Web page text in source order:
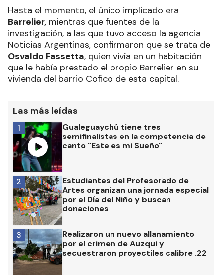
Hasta el momento, el único implicado era
Barrelier, mientras que fuentes de la
investigación, a las que tuvo acceso la agencia
Noticias Argentinas, confirmaron que se trata de
Osvaldo Fassetta, quien vivía en un habitación
que le había prestado el propio Barrelier en su
vivienda del barrio Cofico de esta capital.
Las más leídas
Gualeguaychú tiene tres
semifinalistas en la competencia de
canto "Este es mi Sueño"
1
Estudiantes del Profesorado de
Artes organizan una jornada especial
por el Día del Niño y buscan
donaciones
2
Realizaron un nuevo allanamiento
por el crimen de Auzqui y
secuestraron proyectiles calibre .22
3